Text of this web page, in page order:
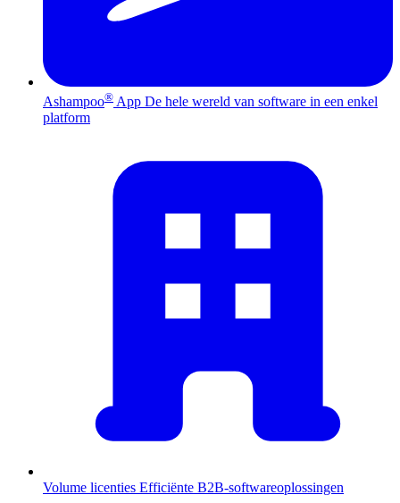
Ashampoo® App De hele wereld van software in een enkel
platform
Volume licenties Efficiënte B2B-softwareoplossingen